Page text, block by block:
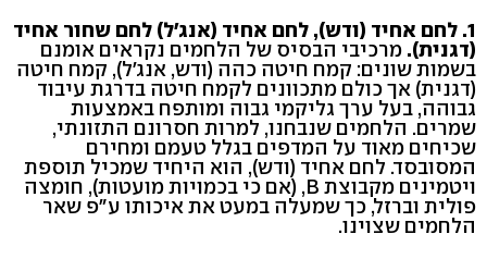
1. לחם אחיד (ודש), לחם אחיד (אנג'ל) לחם שחור אחיד
(דגנית). מרכיבי הבסיס של הלחמים נקראים אומנם
בשמות שונים: קמח חיטה כהה (ודש, אנג'ל), קמח חיטה
(דגנית) אך כולם מתכוונים לקמח חיטה בדרגת עיבוד
גבוהה, בעל ערך גליקמי גבוה ומותפח באמצעות
שמרים. הלחמים שנבחנו, למרות חסרונם התזונתי,
שכיחים מאוד על המדפים בגלל טעמם ומחירם
המסובסד. לחם אחיד (ודש), הוא היחיד שמכיל תוספת
ויטמינים מקבוצת B, (אם כי בכמויות מועטות), חומצה
פולית וברזל, כך שמעלה במעט את איכותו ע"פ שאר
הלחמים שצוינו.